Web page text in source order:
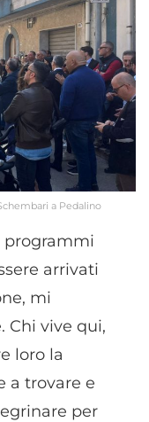
a Pedalino
programmi
arrivati
mi
Chi vive qui,
loro la
a trovare e
per